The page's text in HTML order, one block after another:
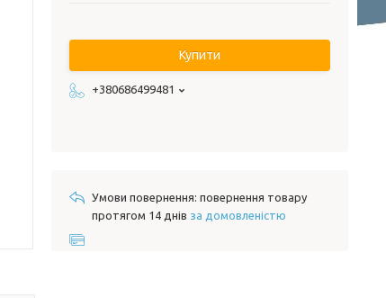
Купити
+380686499481
повернення товару
протягом 14 днів за домовленістю